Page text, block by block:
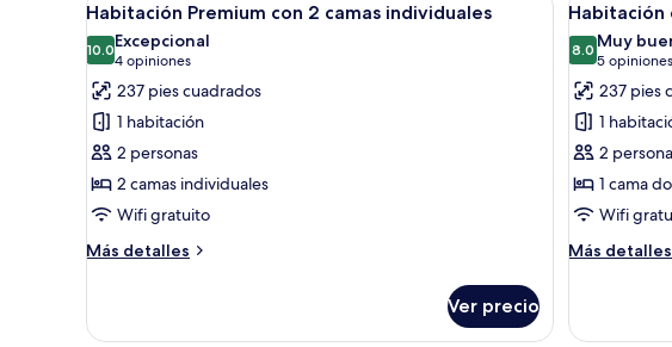
2
camas
individuales
todas
las
fotos
de
Habitación
Premium
con
2
camas
10
Habitación Premium con 2 camas individuales
10.010.0 de 10
Excepcional
4 opiniones
(4
opiniones)
237 pies cuadrados
1 habitación
2 personas
2 camas individuales
Wifi gratuito
Más detalles
Más
Premium
Ver precio
todas
las
fotos
de
doble
Premium
11
Habitación
8.08.0 de 10
Muy
5 opiniones
(5
237 pies
1
2
1 cama
Wifi
Más detalles
Más
doble